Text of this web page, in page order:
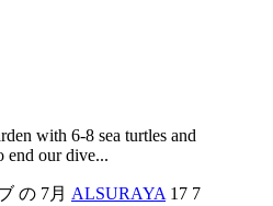
with 6-8 sea turtles and
end our dive...
の 7月 ALSURAYA 17 7